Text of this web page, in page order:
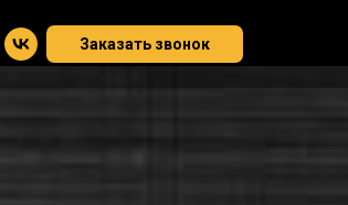
Заказать звонок